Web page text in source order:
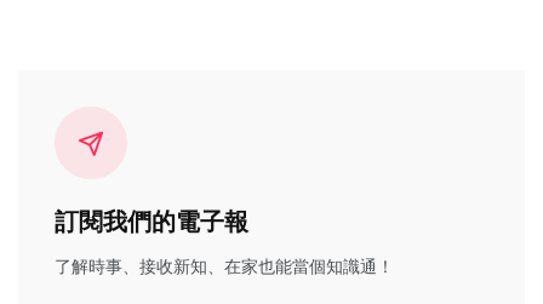
訂閱我們的電子報
了解時事、接收新知、在家也能當個知識通！